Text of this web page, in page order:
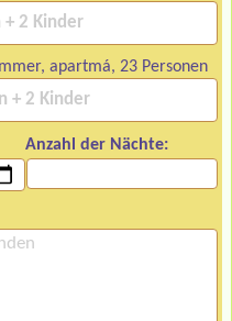
apartmá, 23 Personen
Anzahl der Nächte: